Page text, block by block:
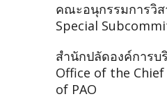
คณะอนุกรรมการวิ
Special
สำนักปลัดองค์การบ
Office of the
of PAO